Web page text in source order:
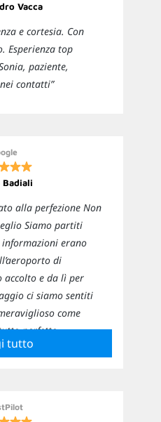
Vacca
e cortesia. Con
Esperienza top
paziente,
contatti”
alla perfezione Non
Siamo partiti
erano
di
accolto e da lì per
ci siamo sentiti
come
perfetto
nuovamente a
tutto